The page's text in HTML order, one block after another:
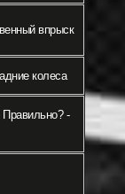
впрыск
колеса
Правильно? -